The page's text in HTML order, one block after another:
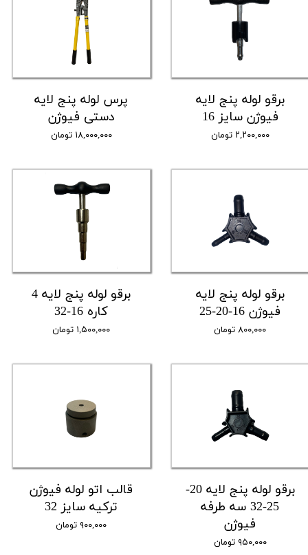
برقو لوله پنج لایه
فیوژن سایز 16
۲,۲۰۰,۰۰۰ تومان
پرس لوله پنج لایه
دستی فیوژن
۱۸,۰۰۰,۰۰۰ تومان
برقو لوله پنج لایه
فیوژن 16-20-25
۸۰۰,۰۰۰ تومان
برقو لوله پنج لایه 4
کاره 16-32
۱,۵۰۰,۰۰۰ تومان
برقو لوله پنج لایه 20-
25-32 سه طرفه
فیوژن
۹۵۰,۰۰۰ تومان
قالب اتو لوله فیوژن
ترکیه سایز 32
۹۰۰,۰۰۰ تومان